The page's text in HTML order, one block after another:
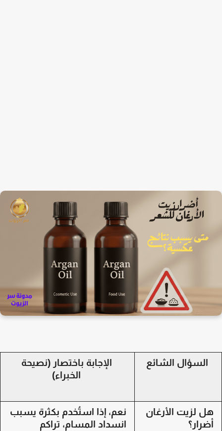
السؤال الشائع
الإجابة باختصار (نصيحة
الخبراء)
هل لزيت الأرغان
أضرار؟
نعم، إذا استُخدم بكثرة يسبب
انسداد المسام، تراكم